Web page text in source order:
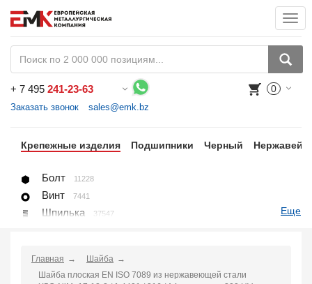
+ 7 495 241-23-63
Заказать звонок sales@emk.bz
0
Крепежные изделия Подшипники Черный
Болт 11228
Винт 7441
Шпилька 37547
Пробка, вставка
Еще
Главная
Шайба
Шайба плоская EN ISO 7089 из нержавеющей стали